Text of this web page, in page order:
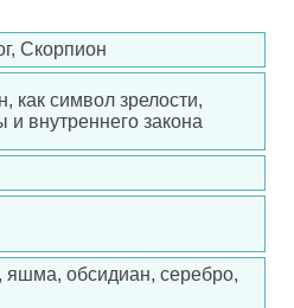
Скорпион
как символ зрелости,
внутреннего закона
яшма, обсидиан, серебро,